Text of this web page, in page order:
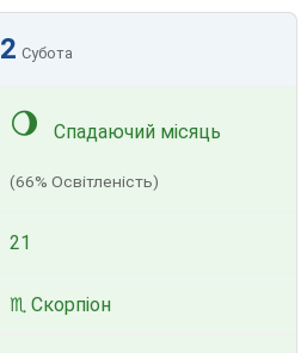
2 Субота
🌖 Спадаючий місяць
(66% Освітленість)
21
♏ Скорпіон